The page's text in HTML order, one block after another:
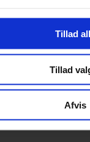
Tillad
Tillad
Afvis
Ballum ApS